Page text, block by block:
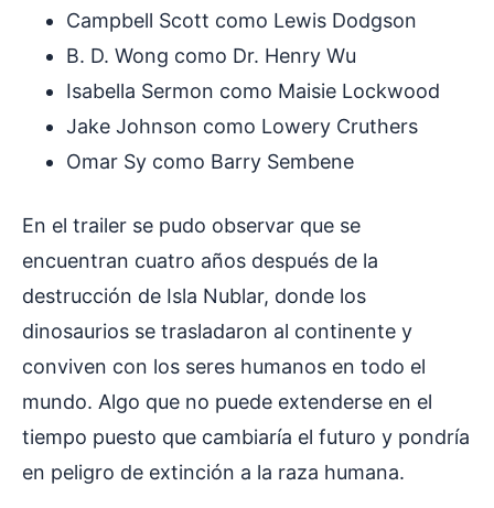
Campbell Scott como Lewis Dodgson
B. D. Wong como Dr. Henry Wu
Isabella Sermon como Maisie Lockwood
Jake Johnson como Lowery Cruthers
Omar Sy como Barry Sembene
En el trailer se pudo observar que se
encuentran cuatro años después de la
destrucción de Isla Nublar, donde los
dinosaurios se trasladaron al continente y
conviven con los seres humanos en todo el
mundo. Algo que no puede extenderse en el
tiempo puesto que cambiaría el futuro y pondría
en peligro de extinción a la raza humana.